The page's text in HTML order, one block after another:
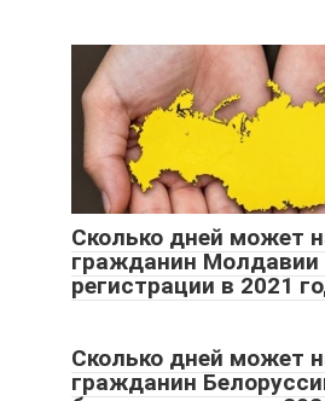
Сколько дней может
гражданин Молдавии
регистрации в 2021
Сколько дней может
гражданин